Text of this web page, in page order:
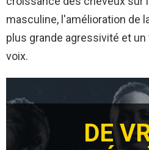
masculine, l'amélioration de
plus grande agressivité et
voix.
DE